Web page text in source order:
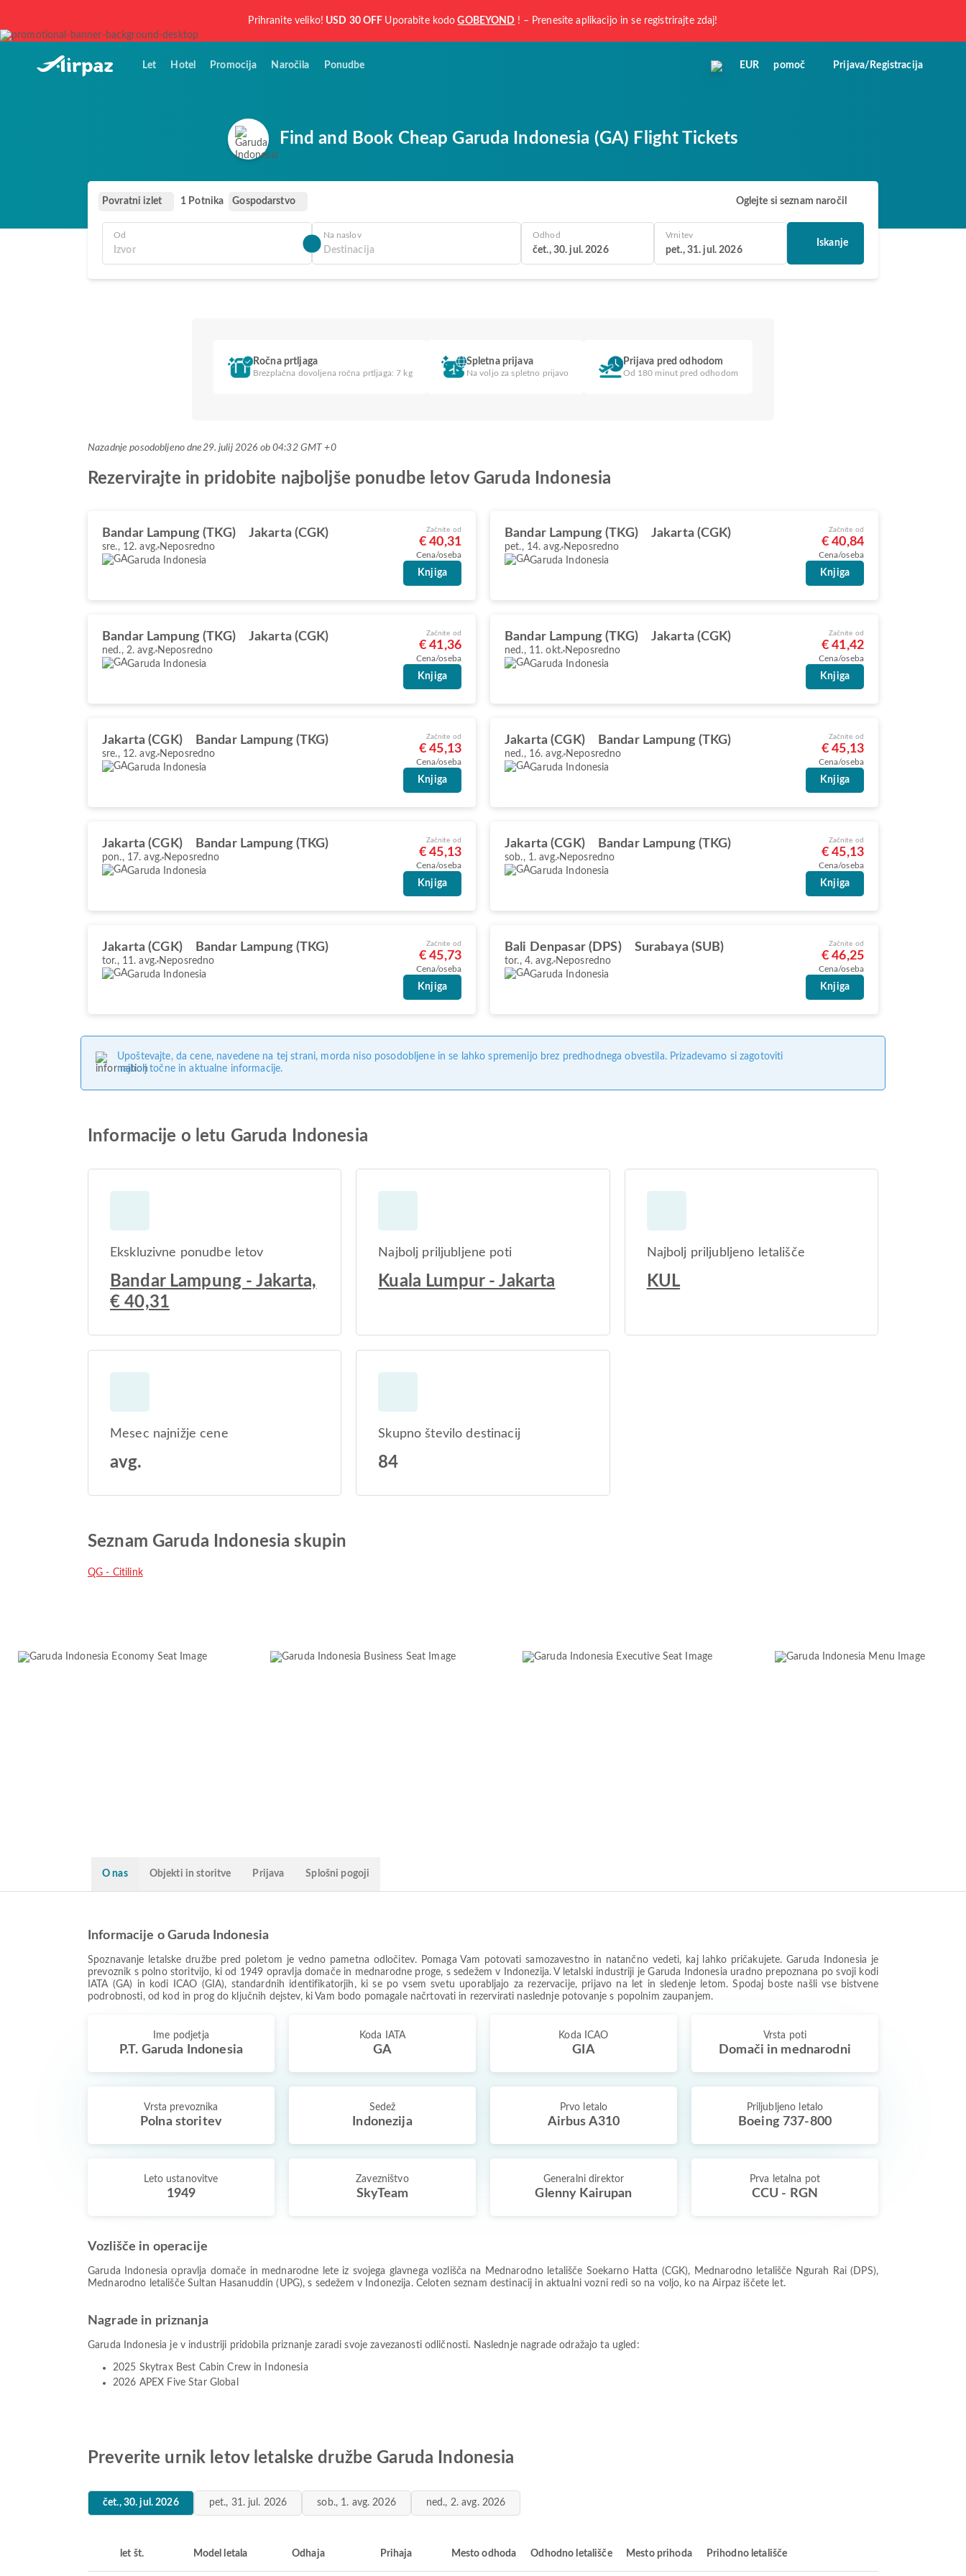
Prihranite veliko! USD 30 OFF Uporabite kodo GOBEYOND ! – Prenesite aplikacijo in se registrirajte zdaj!
Let Hotel Promocija Naročila Ponudbe EUR pomoč Prijava/Registracija
Find and Book Cheap Garuda Indonesia (GA) Flight Tickets
Povratni izlet 1 Potnika Gospodarstvo Oglejte si seznam naročil
Od Na naslov Odhod
čet., 30. jul. 2026
Vrnitev
pet., 31. jul. 2026
Iskanje
Ročna prtljaga
Brezplačna dovoljena ročna prtljaga: 7 kg
Spletna prijava
Na voljo za spletno prijavo
Prijava pred odhodom
Od 180 minut pred odhodom
Nazadnje posodobljeno dne29. julij 2026 ob 04:32 GMT +0
Rezervirajte in pridobite najboljše ponudbe letov Garuda Indonesia
Bandar Lampung (TKG) Jakarta (CGK)
sre., 12. avg. Neposredno
Garuda Indonesia
Začnite od
€ 40,31
Cena/oseba
Knjiga
Bandar Lampung (TKG) Jakarta (CGK)
pet., 14. avg. Neposredno
Garuda Indonesia
Začnite od
€ 40,84
Cena/oseba
Knjiga
Bandar Lampung (TKG) Jakarta (CGK)
ned., 2. avg. Neposredno
Garuda Indonesia
Začnite od
€ 41,36
Cena/oseba
Knjiga
Bandar Lampung (TKG) Jakarta (CGK)
ned., 11. okt. Neposredno
Garuda Indonesia
Začnite od
€ 41,42
Cena/oseba
Knjiga
Jakarta (CGK) Bandar Lampung (TKG)
sre., 12. avg. Neposredno
Garuda Indonesia
Začnite od
€ 45,13
Cena/oseba
Knjiga
Jakarta (CGK) Bandar Lampung (TKG)
ned., 16. avg. Neposredno
Garuda Indonesia
Začnite od
€ 45,13
Cena/oseba
Knjiga
Jakarta (CGK) Bandar Lampung (TKG)
pon., 17. avg. Neposredno
Garuda Indonesia
Začnite od
€ 45,13
Cena/oseba
Knjiga
Jakarta (CGK) Bandar Lampung (TKG)
sob., 1. avg. Neposredno
Garuda Indonesia
Začnite od
€ 45,13
Cena/oseba
Knjiga
Jakarta (CGK) Bandar Lampung (TKG)
tor., 11. avg. Neposredno
Garuda Indonesia
Začnite od
€ 45,73
Cena/oseba
Knjiga
Bali Denpasar (DPS) Surabaya (SUB)
tor., 4. avg. Neposredno
Garuda Indonesia
Začnite od
€ 46,25
Cena/oseba
Knjiga
Upoštevajte, da cene, navedene na tej strani, morda niso posodobljene in se lahko spremenijo brez predhodnega obvestila. Prizadevamo si zagotoviti
najbolj točne in aktualne informacije.
Informacije o letu Garuda Indonesia
Ekskluzivne ponudbe letov
Bandar Lampung - Jakarta,
€ 40,31
Najbolj priljubljene poti
Kuala Lumpur - Jakarta
Najbolj priljubljeno letališče
KUL
Mesec najnižje cene
avg.
Skupno število destinacij
84
Seznam Garuda Indonesia skupin
QG - Citilink
O nas Objekti in storitve Prijava Splošni pogoji
Informacije o Garuda Indonesia
Spoznavanje letalske družbe pred poletom je vedno pametna odločitev. Pomaga Vam potovati samozavestno in natančno vedeti, kaj lahko pričakujete. Garuda Indonesia je
prevoznik s polno storitvijo, ki od 1949 opravlja domače in mednarodne proge, s sedežem v Indonezija. V letalski industriji je Garuda Indonesia uradno prepoznana po svoji kodi
IATA (GA) in kodi ICAO (GIA), standardnih identifikatorjih, ki se po vsem svetu uporabljajo za rezervacije, prijavo na let in sledenje letom. Spodaj boste našli vse bistvene
podrobnosti, od kod in prog do ključnih dejstev, ki Vam bodo pomagale načrtovati in rezervirati naslednje potovanje s popolnim zaupanjem.
Ime podjetja
P.T. Garuda Indonesia
Koda IATA
GA
Koda ICAO
GIA
Vrsta poti
Domači in mednarodni
Vrsta prevoznika
Polna storitev
Sedež
Indonezija
Prvo letalo
Airbus A310
Priljubljeno letalo
Boeing 737-800
Leto ustanovitve
1949
Zavezništvo
SkyTeam
Generalni direktor
Glenny Kairupan
Prva letalna pot
CCU - RGN
Vozlišče in operacije
Garuda Indonesia opravlja domače in mednarodne lete iz svojega glavnega vozlišča na Mednarodno letališče Soekarno Hatta (CGK), Mednarodno letališče Ngurah Rai (DPS),
Mednarodno letališče Sultan Hasanuddin (UPG), s sedežem v Indonezija. Celoten seznam destinacij in aktualni vozni redi so na voljo, ko na Airpaz iščete let.
Nagrade in priznanja
Garuda Indonesia je v industriji pridobila priznanje zaradi svoje zavezanosti odličnosti. Naslednje nagrade odražajo ta ugled:
2025 Skytrax Best Cabin Crew in Indonesia
2026 APEX Five Star Global
Preverite urnik letov letalske družbe Garuda Indonesia
čet., 30. jul. 2026 pet., 31. jul. 2026 sob., 1. avg. 2026 ned., 2. avg. 2026
let št. Model letala Odhaja Prihaja Mesto odhoda Odhodno letališče Mesto prihoda Prihodno letališče